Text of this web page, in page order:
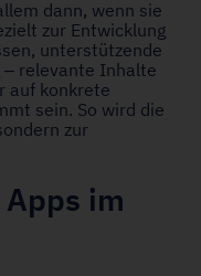
dann, wenn sie
zur Entwicklung
unterstützende
– relevante Inhalte
auf konkrete
sein. So wird die
zur
im